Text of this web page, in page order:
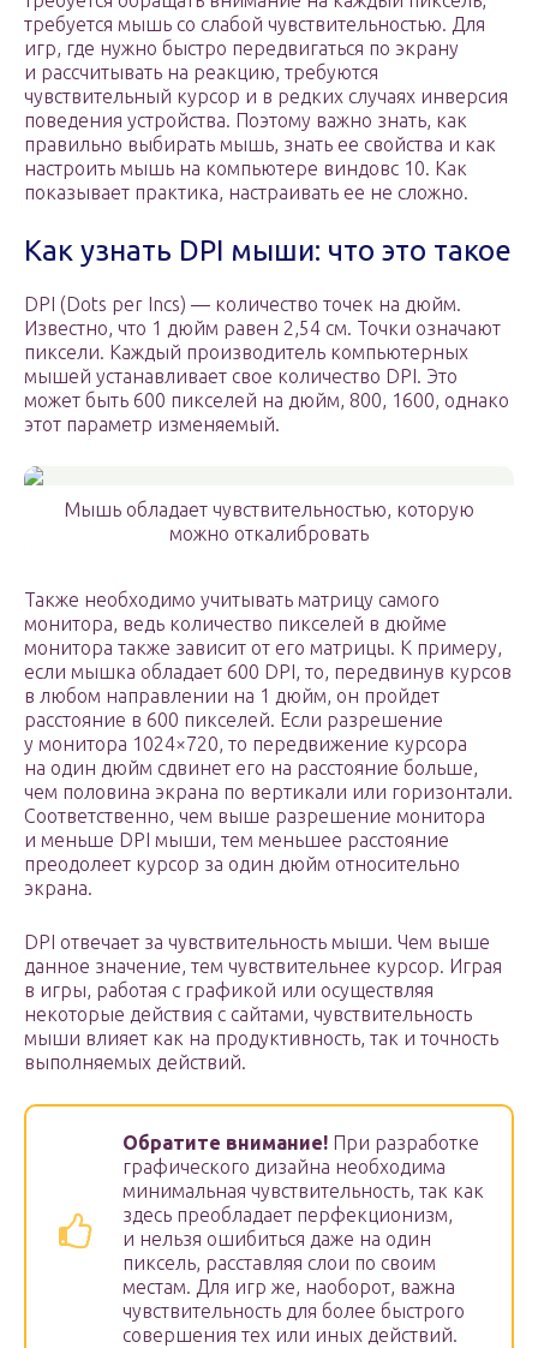
требуется мышь со слабой чувствительностью. Для
игр, где нужно быстро передвигаться по экрану
и рассчитывать на реакцию, требуются
чувствительный курсор и в редких случаях инверсия
поведения устройства. Поэтому важно знать, как
правильно выбирать мышь, знать ее свойства и как
настроить мышь на компьютере виндовс 10. Как
показывает практика, настраивать ее не сложно.
Как узнать DPI мыши: что это такое
DPI (Dots per Incs) — количество точек на дюйм.
Известно, что 1 дюйм равен 2,54 см. Точки означают
пиксели. Каждый производитель компьютерных
мышей устанавливает свое количество DPI. Это
может быть 600 пикселей на дюйм, 800, 1600, однако
этот параметр изменяемый.
Мышь обладает чувствительностью, которую
можно откалибровать
Также необходимо учитывать матрицу самого
монитора, ведь количество пикселей в дюйме
монитора также зависит от его матрицы. К примеру,
если мышка обладает 600 DPI, то, передвинув курсов
в любом направлении на 1 дюйм, он пройдет
расстояние в 600 пикселей. Если разрешение
у монитора 1024×720, то передвижение курсора
на один дюйм сдвинет его на расстояние больше,
чем половина экрана по вертикали или горизонтали.
Соответственно, чем выше разрешение монитора
и меньше DPI мыши, тем меньшее расстояние
преодолеет курсор за один дюйм относительно
экрана.
DPI отвечает за чувствительность мыши. Чем выше
данное значение, тем чувствительнее курсор. Играя
в игры, работая с графикой или осуществляя
некоторые действия с сайтами, чувствительность
мыши влияет как на продуктивность, так и точность
выполняемых действий.
Обратите внимание! При разработке
графического дизайна необходима
минимальная чувствительность, так как
здесь преобладает перфекционизм,
и нельзя ошибиться даже на один
пиксель, расставляя слои по своим
местам. Для игр же, наоборот, важна
чувствительность для более быстрого
совершения тех или иных действий.